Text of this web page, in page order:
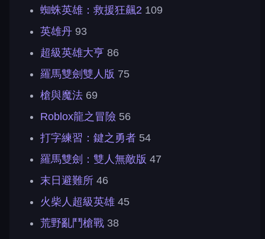
蜘蛛英雄：救援狂飆2 109
英雄丹 93
超級英雄大亨 86
羅馬雙劍雙人版 75
槍與魔法 69
Roblox龍之冒險 56
打字練習：鍵之勇者 54
羅馬雙劍：雙人無敵版 47
末日避難所 46
火柴人超級英雄 45
荒野亂鬥槍戰 38